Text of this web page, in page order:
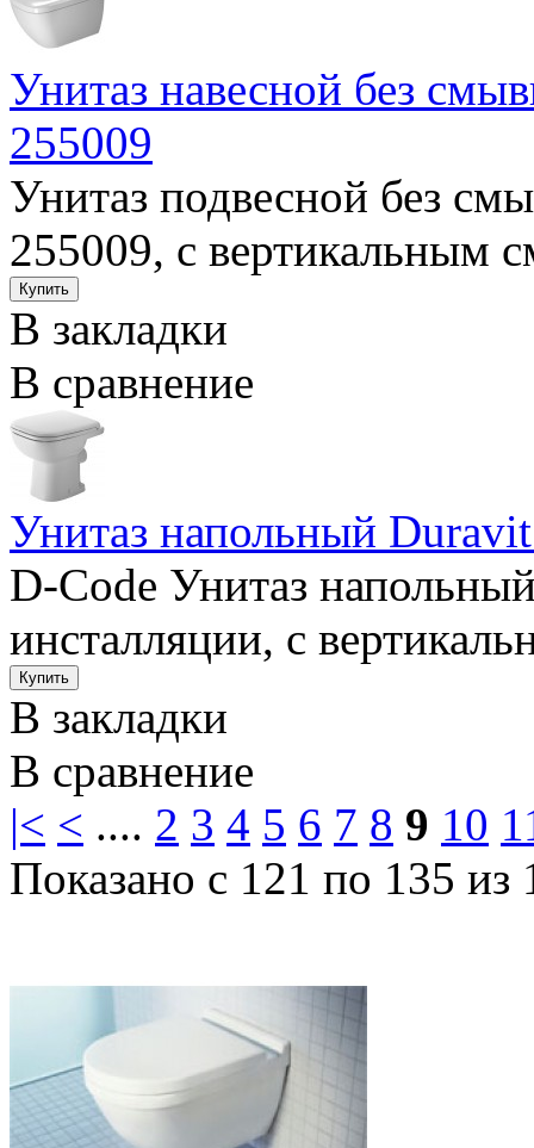
Унитаз навесной без
255009
Унитаз подвесной без
255009, с вертикальным
В закладки
В сравнение
Унитаз напольный
D-Code Унитаз
инсталляции, с
В закладки
В сравнение
|< < .... 2 3 4 5 6 7 8 9 10
Показано с 121 по 135 из